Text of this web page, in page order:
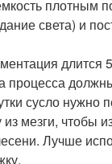
плотным
света) и
длится
процесса
сусло нужно
из мезги, чтобы
Лучше